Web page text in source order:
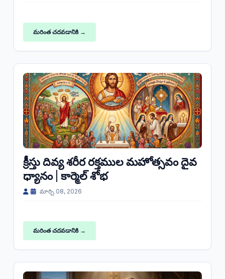
మరింత చదవడానికి →
క్రీస్తు దివ్య శరీర రక్తముల మహోత్సవం దైవ
ధ్యానం | కార్మెల్ శోభ
మార్చి 08, 2026
మరింత చదవడానికి →